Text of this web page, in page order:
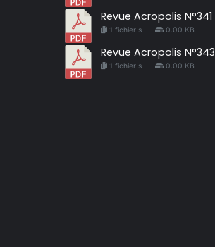
Revue Acropolis N°341
1 fichier·s 0.00 KB
Revue Acropolis N°343
1 fichier·s 0.00 KB